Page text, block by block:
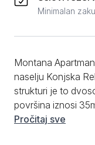
Minimalan
Montana
naselju Konjska
strukturi je to
površina iznosi
osobe, te je
Pročitaj sve